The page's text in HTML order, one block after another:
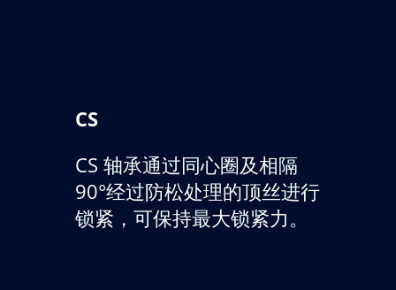
CS
CS 轴承通过同心圈及相隔
90°经过防松处理的顶丝进行
锁紧，可保持最大锁紧力。